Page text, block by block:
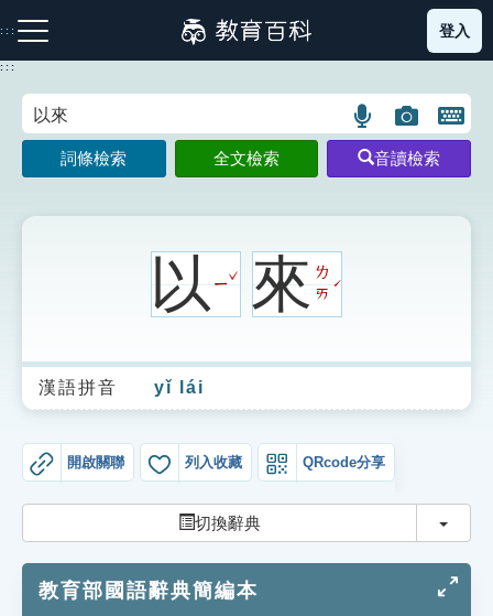
到
主
:::
注音索引圖示 筆畫索引圖示 部首索引表圖示
生字詞彙表
成語故事
索引選單
單字索引
登入
:::
語
言
搜
圖
片
搜
開
鍵
圖
詞條檢索 全文檢索 音讀檢索
以ㄧ
ˇ 來ㄌ
ㄞ
ˊ
漢語拼音 yǐ lái
開啟關聯 列入收藏 QRcode分享
切換辭典 切換
教育部國語辭典簡編本